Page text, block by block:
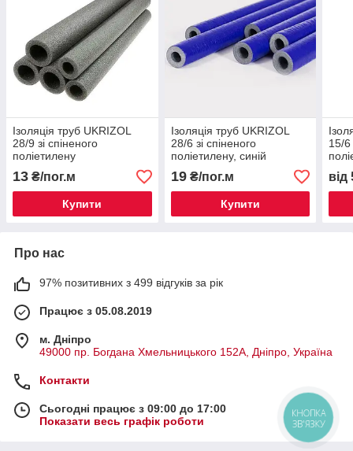
Ізоляція труб UKRIZOL
28/9 зі спіненого
поліетилену
13 ₴/пог.м
Купити
Ізоляція труб UKRIZOL
28/6 зі спіненого
поліетилену, синій
19₴/пог.м
Купити
15/6
від
Про нас
97% позитивних з 499 відгуків за рік
Працює з 05.08.2019
м. Дніпро
49000 пр. Богдана Хмельницького 152А, Дніпро, Україна
Контакти
Сьогодні працює з 09:00 до 17:00
Показати весь графік роботи
КНОПКА
ЗВ'ЯЗКУ